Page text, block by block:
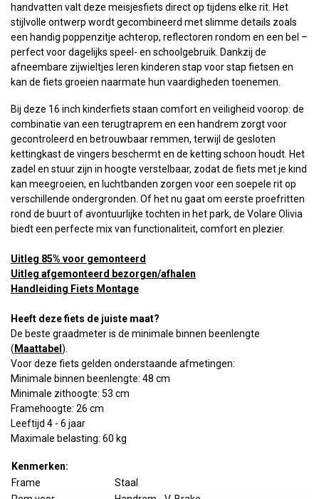
handvatten valt deze meisjesfiets direct op tijdens elke rit. Het
stijlvolle ontwerp wordt gecombineerd met slimme details zoals
een handig poppenzitje achterop, reflectoren rondom en een bel –
perfect voor dagelijks speel- en schoolgebruik. Dankzij de
afneembare zijwieltjes leren kinderen stap voor stap fietsen en
kan de fiets groeien naarmate hun vaardigheden toenemen.
Bij deze 16 inch kinderfiets staan comfort en veiligheid voorop: de
combinatie van een terugtraprem en een handrem zorgt voor
gecontroleerd en betrouwbaar remmen, terwijl de gesloten
kettingkast de vingers beschermt en de ketting schoon houdt. Het
zadel en stuur zijn in hoogte verstelbaar, zodat de fiets met je kind
kan meegroeien, en luchtbanden zorgen voor een soepele rit op
verschillende ondergronden. Of het nu gaat om eerste proefritten
rond de buurt of avontuurlijke tochten in het park, de Volare Olivia
biedt een perfecte mix van functionaliteit, comfort en plezier.
Uitleg 85% voor gemonteerd
Uitleg afgemonteerd bezorgen/afhalen
Handleiding Fiets Montage
Heeft deze fiets de juiste maat?
De beste graadmeter is de minimale binnen beenlengte
( Maattabel ).
Voor deze fiets gelden onderstaande afmetingen:
Minimale binnen beenlengte: 48 cm
Minimale zithoogte: 53 cm
Framehoogte: 26 cm
Leeftijd 4 - 6 jaar
Maximale belasting: 60 kg
Kenmerken:
Frame
Staal